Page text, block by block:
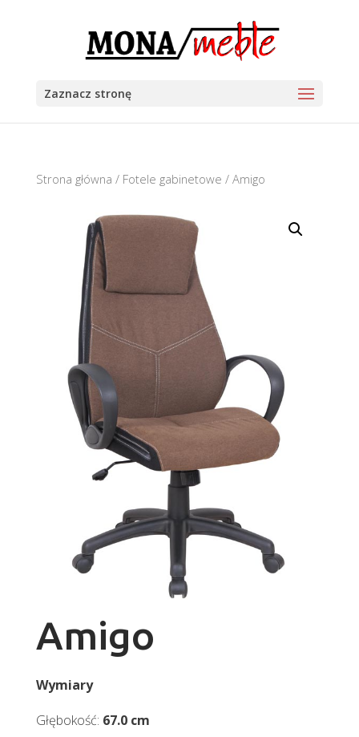
Zaznacz stronę
Strona główna / Fotele gabinetowe / Amigo
Amigo
Wymiary
Głębokość: 67.0 cm